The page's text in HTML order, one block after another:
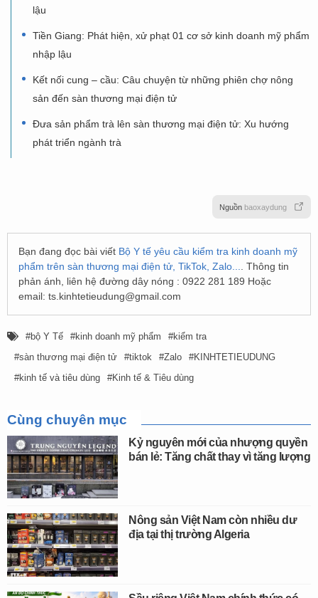
lậu
Tiền Giang: Phát hiện, xử phạt 01 cơ sở kinh doanh mỹ phẩm
nhập lậu
Kết nối cung – cầu: Câu chuyện từ những phiên chợ nông
sản đến sàn thương mại điện tử
Đưa sản phẩm trà lên sàn thương mại điện tử: Xu hướng
phát triển ngành trà
Nguồn baoxaydung
Bạn đang đọc bài viết Bộ Y tế yêu cầu kiểm tra kinh doanh mỹ
phẩm trên sàn thương mại điện tử, TikTok, Zalo...
. Thông tin
phản ánh, liên hệ đường dây nóng : 0922 281 189 Hoặc
email: ts.kinhtetieudung@gmail.com
bộ Y Tế kinh doanh mỹ phẩm
kiểm tra
sàn thương mại điện tử
tiktok Zalo
KINHTETIEUDUNG
kinh tế và tiêu dùng
Kinh tế & Tiêu dùng
Cùng chuyên mục
Kỷ nguyên mới của nhượng quyền
bán lẻ: Tăng chất thay vì tăng lượng
Nông sản Việt Nam còn nhiều dư
địa tại thị trường Algeria